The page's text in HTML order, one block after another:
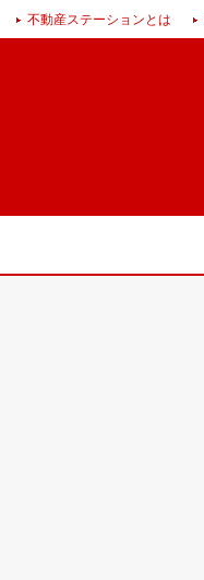
不動産ステーションとは